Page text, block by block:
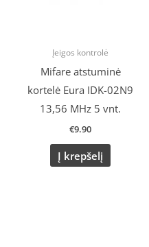
Įeigos kontrolė
Mifare atstuminė
kortelė Eura IDK-02N9
13,56 MHz 5 vnt.
€9.90
Į krepšelį